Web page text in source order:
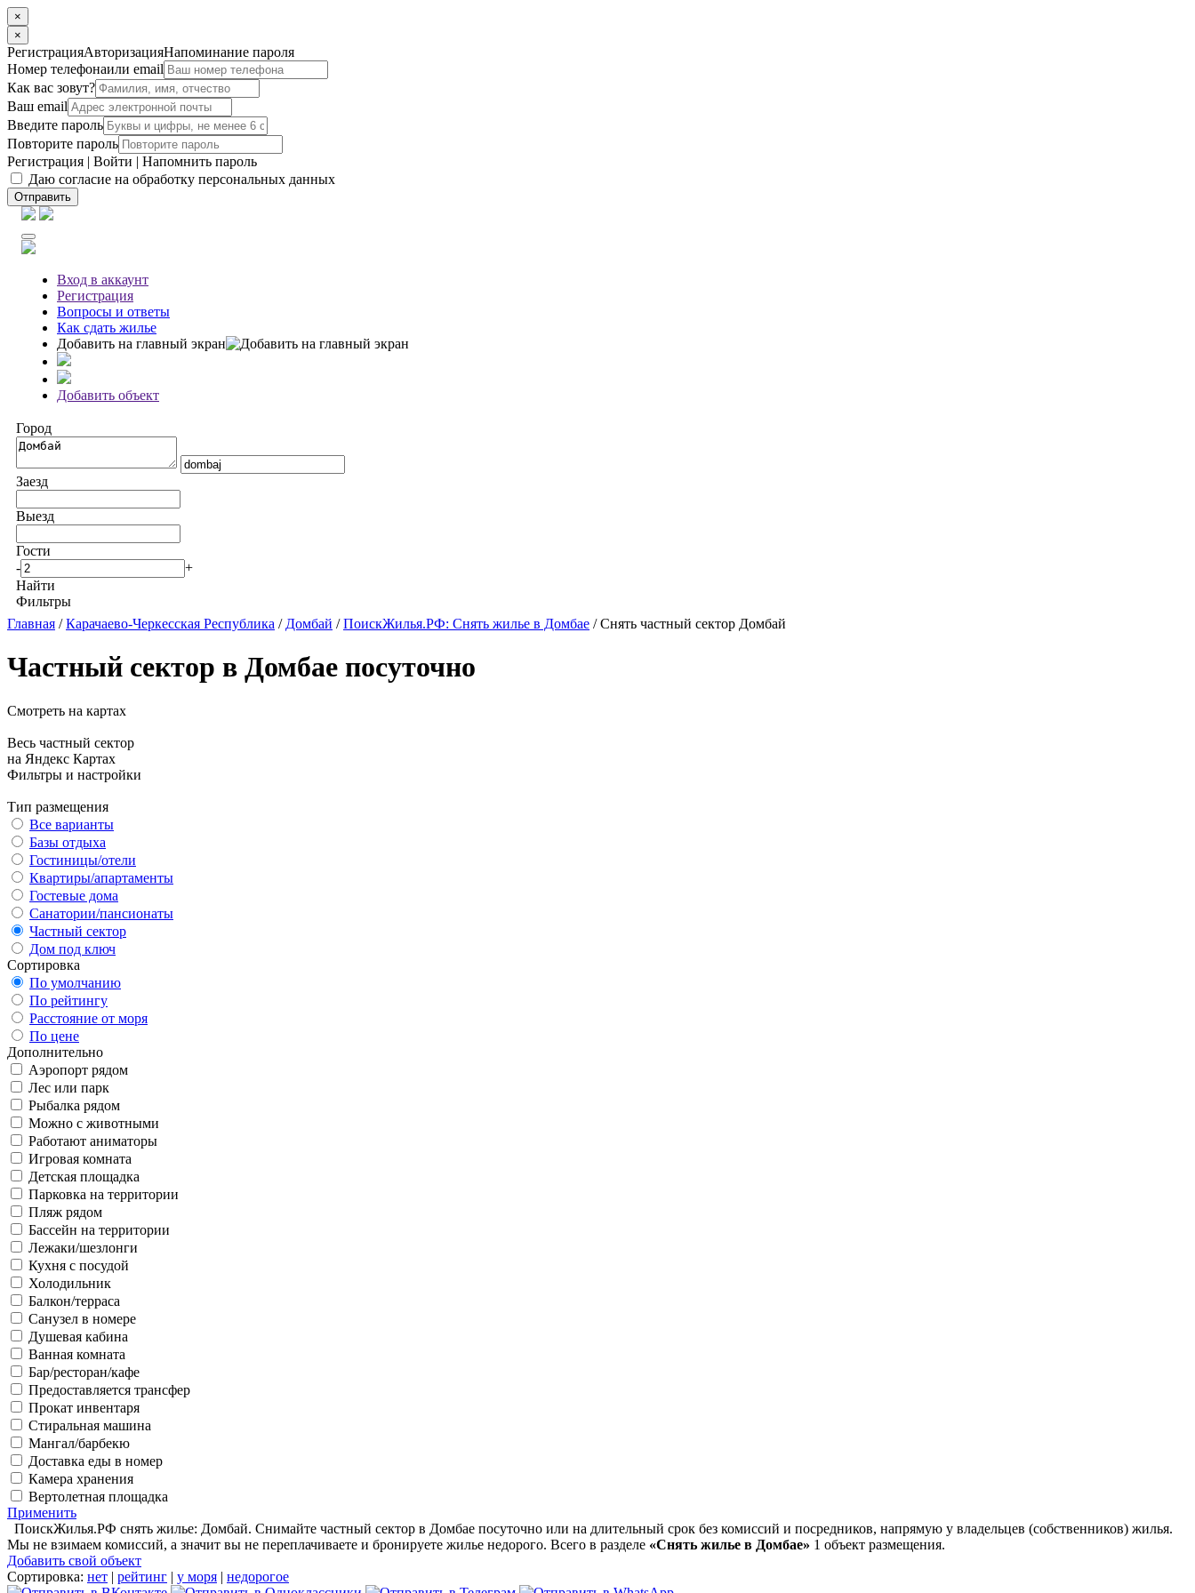
×
×
РегистрацияАвторизацияНапоминание пароля
Номер телефонаили email
Как вас зовут?
Ваш email
Введите пароль
Повторите пароль
Регистрация | Войти | Напомнить пароль
Даю согласие на обработку персональных данных
Отправить
Вход в аккаунт
Регистрация
Вопросы и ответы
Как сдать жилье
Добавить на главный экран
Добавить объект
Город
Заезд
Выезд
Гости
-
+
Найти
Фильтры
Главная /Карачаево-Черкесская Республика / Домбай /ПоискЖилья.РФ: Снять жилье в Домбае / Снять частный сектор Домбай
Частный сектор в Домбае посуточно
Смотреть на картах
Весь частный сектор
на Яндекс Картах
Фильтры и настройки
Тип размещения
Все варианты
Базы отдыха
Гостиницы/отели
Квартиры/апартаменты
Гостевые дома
Санатории/пансионаты
Частный сектор
Дом под ключ
Сортировка
По умолчанию
По рейтингу
Расстояние от моря
По цене
Дополнительно
Аэропорт рядом
Лес или парк
Рыбалка рядом
Можно с животными
Работают аниматоры
Игровая комната
Детская площадка
Парковка на территории
Пляж рядом
Бассейн на территории
Лежаки/шезлонги
Кухня с посудой
Холодильник
Балкон/терраса
Санузел в номере
Душевая кабина
Ванная комната
Бар/ресторан/кафе
Предоставляется трансфер
Прокат инвентаря
Стиральная машина
Мангал/барбекю
Доставка еды в номер
Камера хранения
Вертолетная площадка
Применить
ПоискЖилья.РФ снять жилье: Домбай. Снимайте частный сектор в Домбае посуточно или на длительный срок без комиссий и посредников, напрямую у владельцев (собственников) жилья.
Мы не взимаем комиссий, а значит вы не переплачиваете и бронируете жилье недорого. Всего в разделе «Снять жилье в Домбае» 1 объект размещения.
Добавить свой объект
Сортировка: нет | рейтинг | у моря | недорогое